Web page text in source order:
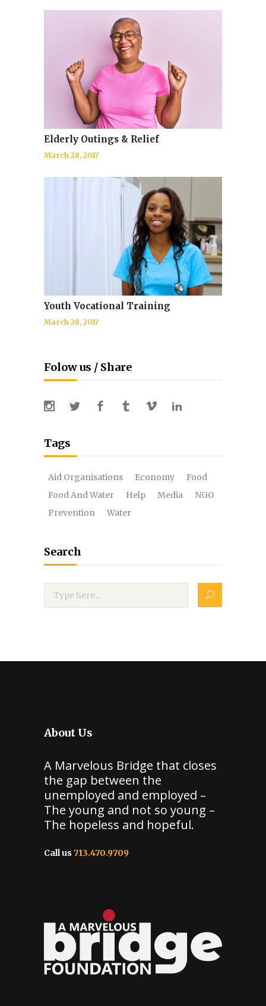
Elderly Outings & Relief
March 28, 2017
Youth Vocational Training
March 28, 2017
Folow us / Share
Tags
Aid Organisations Economy
Food
Food And Water
Help Media
NGO
Prevention
Water
Search
About Us
A Marvelous Bridge that closes
the gap between the
unemployed and employed –
The young and not so young –
The hopeless and hopeful.
Call us 713.470.9709